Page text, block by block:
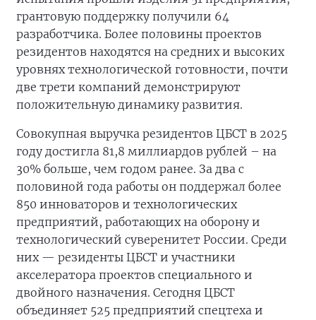
грантовую поддержку получили 64
разработчика. Более половины проектов
резидентов находятся на средних и высоких
уровнях технологической готовности, почти
две трети компаний демонстрируют
положительную динамику развития.
Совокупная выручка резидентов ЦБСТ в 2025
году достигла 81,8 миллиардов рублей – на
30% больше, чем годом ранее. За два с
половиной года работы он поддержал более
850 инноваторов и технологических
предприятий, работающих на оборону и
технологический суверенитет России. Среди
них — резиденты ЦБСТ и участники
акселератора проектов специального и
двойного назначения. Сегодня ЦБСТ
объединяет 525 предприятий спецтеха и